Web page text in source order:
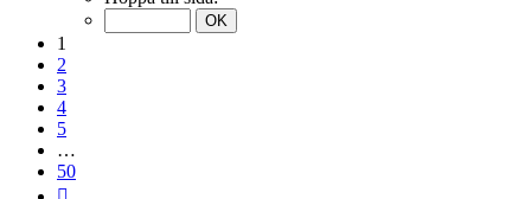
1
2
3
4
5
…
50